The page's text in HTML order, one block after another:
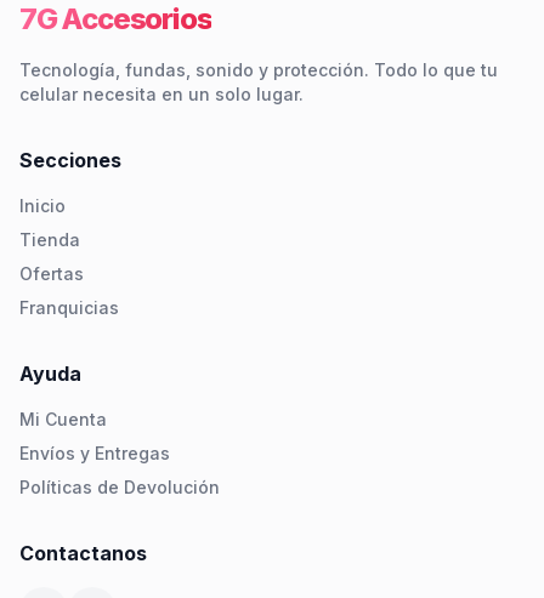
7G Accesorios
Tecnología, fundas, sonido y protección. Todo lo que tu
celular necesita en un solo lugar.
Secciones
Inicio
Tienda
Ofertas
Franquicias
Ayuda
Mi Cuenta
Envíos y Entregas
Políticas de Devolución
Contactanos